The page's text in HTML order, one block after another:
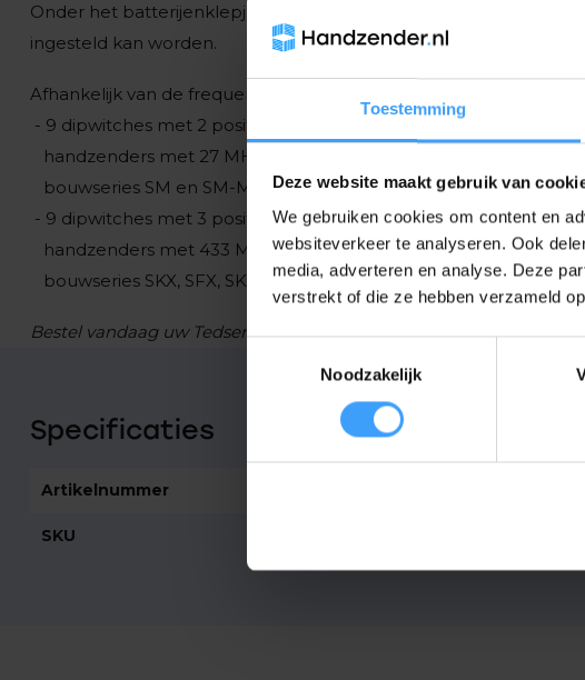
Toestemming
Deze website maakt gebruik van
We gebruiken cookies om content en
websiteverkeer te analyseren. Ook
media, adverteren en analyse. Deze
verstrekt of die ze hebben verzameld
Noodzakelijk
Onder het batterijenklepje zit een strip met 9 dipswitches, waar
ingesteld kan worden.
Afhankelijk van de frequentie van de handzender hebben de
- 9 dipwitches met 2 posities - ON (boven) - OFF (beneden)
handzenders met 27 MHz
bouwseries SM en SM-MD
- 9 dipwitches met 3 posities - ON (boven) - 0 (midden) - OFF
handzenders met 433 MHz en 868 MHz
bouwseries SKX, SFX, SKX-MD, SFX-MD, SKX-LC, SKX-WD, SFX-
Bestel vandaag uw Tedsen SKX1-LC handzender en ontvang
Specificaties
Artikelnummer
SKU